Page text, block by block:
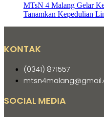
MTsN 4 Malang Gelar
Tanamkan Kepedulian
KONTAK
(0341) 871557
SOCIAL MEDIA